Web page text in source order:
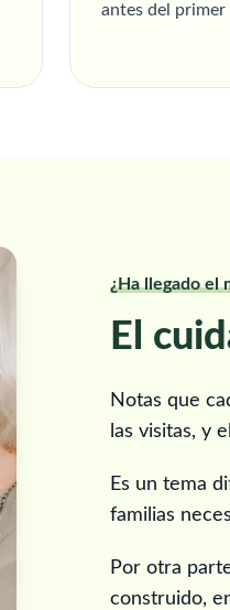
antes del
¿Ha llegado el
El
Notas que
las visitas, y
Es un tema
familias
Por otra
construido,